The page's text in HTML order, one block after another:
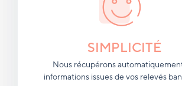
SIMPLICITÉ
Nous récupérons
informations issues de vos relevés